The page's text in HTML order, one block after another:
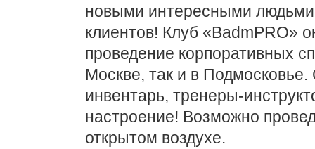
новыми интересными
клиентов! Клуб «BadmPRO»
проведение корпоративных
Москве, так и в
инвентарь, тренеры-
настроение! Возможно
открытом воздухе.